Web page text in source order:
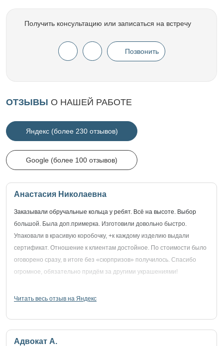
Получить консультацию или записаться на встречу
Позвонить
ОТЗЫВЫ О НАШЕЙ РАБОТЕ
Яндекс (более 230 отзывов)
Google (более 100 отзывов)
Анастасия Николаевна
Заказывали обручальные кольца у ребят. Всё на высоте. Выбор
большой. Была доп.примерка. Изготовили довольно быстро.
Упаковали в красивую коробочку, +к каждому изделию выдали
сертификат. Отношение к клиентам достойное. По стоимости было
оговорено сразу, в итоге без «сюрпризов» получилось. Спасибо
огромное, обязательно придём за другими украшениями!
Читать весь отзыв на Яндекс
Адвокат А.